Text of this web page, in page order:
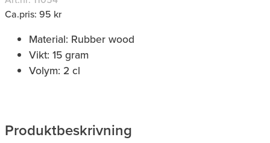
Ca.pris: 95 kr
Material: Rubber wood
Vikt: 15 gram
Volym: 2 cl
Produktbeskrivning